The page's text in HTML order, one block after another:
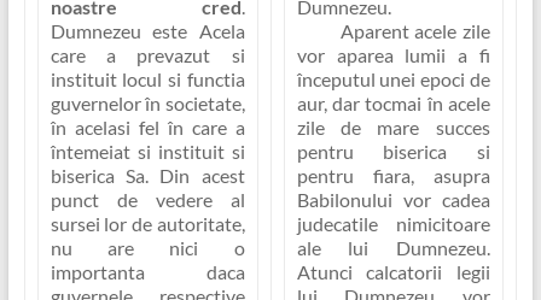
noastre cred.
Dumnezeu este Acela
care a prevazut si
instituit locul si functia
guvernelor în societate,
în acelasi fel în care a
întemeiat si instituit si
biserica Sa. Din acest
punct de vedere al
sursei lor de autoritate,
nu are nici o
importanta daca
Dumnezeu.
Aparent acele zile
vor aparea lumii a fi
începutul unei epoci de
aur, dar tocmai în acele
zile de mare succes
pentru biserica si
pentru fiara, asupra
Babilonului vor cadea
judecatile nimicitoare
ale lui Dumnezeu.
Atunci calcatorii legii